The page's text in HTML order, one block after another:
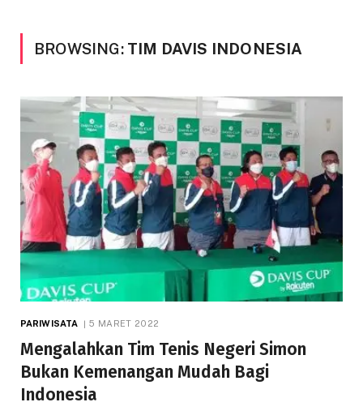
BROWSING: TIM DAVIS INDONESIA
PARIWISATA 5 MARET 2022
Mengalahkan Tim Tenis Negeri Simon
Bukan Kemenangan Mudah Bagi
Indonesia